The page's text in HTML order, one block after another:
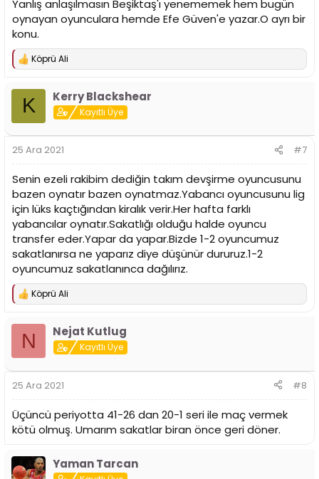
Yanlış anlaşılmasın Beşiktaş'ı yenememek hem bugün
oynayan oyunculara hemde Efe Güven'e yazar.O ayrı bir
konu.
T
:
Köprü Ali
K Kerry Blackshear
Kayıtlı Üye
25 Ara 2021 #7
Senin ezeli rakibim dediğin takım devşirme oyuncusunu
bazen oynatır bazen oynatmaz.Yabancı oyuncusunu lig
için lüks kaçtığından kiralık verir.Her hafta farklı
yabancılar oynatır.Sakatlığı olduğu halde oyuncu
transfer eder.Yapar da yapar.Bizde 1-2 oyuncumuz
sakatlanırsa ne yaparız diye düşünür dururuz.1-2
oyuncumuz sakatlanınca dağılırız.
T
p
l
:
Köprü Ali
N Nejat Kutlug
Kayıtlı Üye
25 Ara 2021 #8
Üçüncü periyotta 41-26 dan 20-1 seri ile maç vermek
kötü olmuş. Umarım sakatlar biran önce geri döner.
Yaman Tarcan